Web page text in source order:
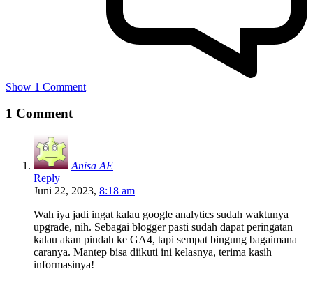
Show 1 Comment
1 Comment
Anisa AE
Reply
Juni 22, 2023, 8:18 am
Wah iya jadi ingat kalau google analytics sudah waktunya
upgrade, nih. Sebagai blogger pasti sudah dapat peringatan
kalau akan pindah ke GA4, tapi sempat bingung bagaimana
caranya. Mantep bisa diikuti ini kelasnya, terima kasih
informasinya!